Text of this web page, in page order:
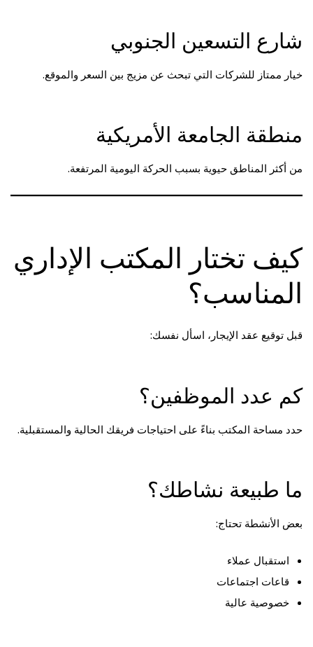
شارع التسعين الجنوبي
خيار ممتاز للشركات التي تبحث عن مزيج بين السعر والموقع.
منطقة الجامعة الأمريكية
من أكثر المناطق حيوية بسبب الحركة اليومية المرتفعة.
كيف تختار المكتب الإداري
المناسب؟
قبل توقيع عقد الإيجار، اسأل نفسك:
كم عدد الموظفين؟
حدد مساحة المكتب بناءً على احتياجات فريقك الحالية والمستقبلية.
ما طبيعة نشاطك؟
بعض الأنشطة تحتاج:
استقبال عملاء
قاعات اجتماعات
خصوصية عالية